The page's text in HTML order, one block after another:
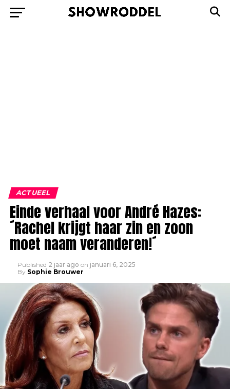
ACTUEEL
Einde verhaal voor André Hazes:
´Rachel krijgt haar zin en zoon
moet naam veranderen!´
Published 2 jaar ago on januari 6, 2025
By Sophie Brouwer